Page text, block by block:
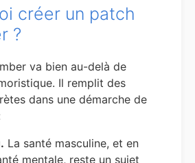
créer un patch
?
va bien au-delà de
Il remplit des
dans une démarche de
La santé masculine, et en
mentale, reste un sujet